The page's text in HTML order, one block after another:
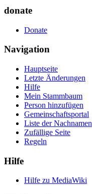
donate
Donate
Navigation
Hauptseite
Letzte Änderungen
Hilfe
Mein Stammbaum
Person hinzufügen
Gemeinschafts­portal
Liste der Nachnamen
Zufällige Seite
Regeln
Hilfe
Hilfe zu MediaWiki